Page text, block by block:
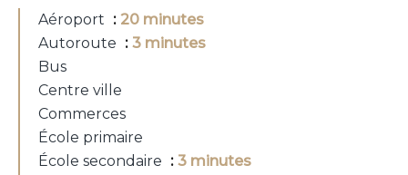
Aéroport
20 minutes
Autoroute
3 minutes
Bus
Centre ville
Commerces
École primaire
École secondaire
3 minutes